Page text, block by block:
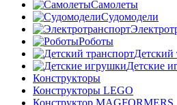
Самолеты
Судомодели
Роботы
Детский
Детские
Конструкторы
Конструкторы LEGO
Конструктор MAGFORMERS